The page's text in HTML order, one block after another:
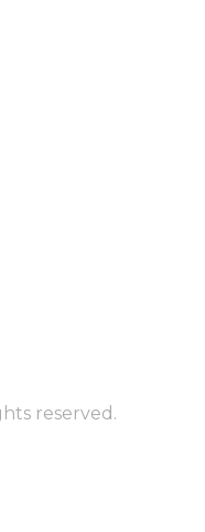
reserved.